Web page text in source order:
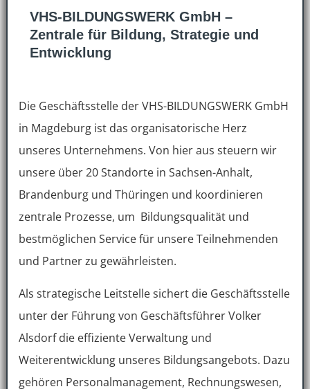
VHS-BILDUNGSWERK GmbH –
Zentrale für Bildung, Strategie und
Entwicklung
Die Geschäftsstelle der VHS-BILDUNGSWERK GmbH
in Magdeburg ist das organisatorische Herz
unseres Unternehmens. Von hier aus steuern wir
unsere über 20 Standorte in Sachsen-Anhalt,
Brandenburg und Thüringen und koordinieren
zentrale Prozesse, um Bildungsqualität und
bestmöglichen Service für unsere Teilnehmenden
und Partner zu gewährleisten.
Als strategische Leitstelle sichert die Geschäftsstelle
unter der Führung von Geschäftsführer Volker
Alsdorf die effiziente Verwaltung und
Weiterentwicklung unseres Bildungsangebots. Dazu
gehören Personalmanagement, Rechnungswesen,